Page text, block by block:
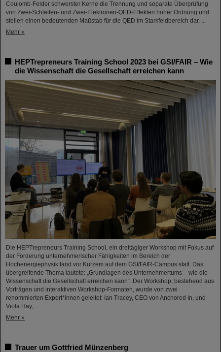
Coulomb-Felder schwerster Kerne die Trennung und separate Überprüfung
von Zwei-Schleifen- und Zwei-Elektronen-QED-Effekten hoher Ordnung und
stellen einen bedeutenden Maßstab für die QED im Starkfeldbereich dar. ...
Mehr »
HEPTrepreneurs Training School 2023 bei GSI/FAIR – Wie
die Wissenschaft die Gesellschaft erreichen kann
Die HEPTrepreneurs Training School, ein dreitägiger Workshop mit Fokus auf
der Förderung unternehmerischer Fähigkeiten im Bereich der
Hochenergiephysik fand vor Kurzem auf dem GSI/FAIR-Campus statt. Das
übergreifende Thema lautete: „Grundlagen des Unternehmertums – wie die
Wissenschaft die Gesellschaft erreichen kann“. Der Workshop, bestehend aus
Vorträgen und interaktiven Workshop-Formaten, wurde von zwei
renommierten Expert*innen geleitet: Ian Tracey, CEO von Anchored In, und
Viola Hay,…
Mehr »
Trauer um Gottfried Münzenberg